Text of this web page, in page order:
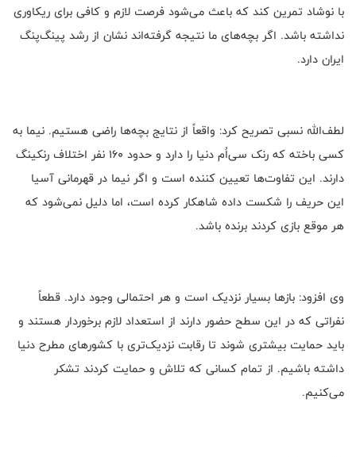
با نوشاد تمرین کند که باعث می‌شود فرصت لازم و کافی برای ریکاوری
نداشته باشد. اگر بچه‌های ما نتیجه گرفته‌اند نشان از رشد پینگ‌پنگ
ایران دارد.
لطف‌الله نسبی تصریح کرد: واقعاً از نتایج بچه‌ها راضی هستیم. نیما به
کسی باخته که رنک سی‌اُم دنیا را دارد و حدود ۱۶۰ نفر اختلاف رنکینگ
دارند. این تفاوت‌ها تعیین کننده است و اگر نیما در قهرمانی آسیا
این حریف را شکست داده شاهکار کرده است، اما دلیل نمی‌شود که
هر موقع بازی کردند برنده باشد.
وی افزود: بازها بسیار نزدیک است و هر احتمالی وجود دارد. قطعاً
نفراتی که در این سطح حضور دارند از استعداد لازم برخوردار هستند و
باید حمایت بیشتری شوند تا رقابت نزدیک‌تری با کشورهای مطرح دنیا
داشته باشیم. از تمام کسانی که تلاش و حمایت کردند تشکر
می‌کنیم.